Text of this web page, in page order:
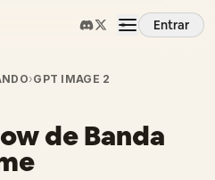
Entrar
›GPT IMAGE 2
de Banda